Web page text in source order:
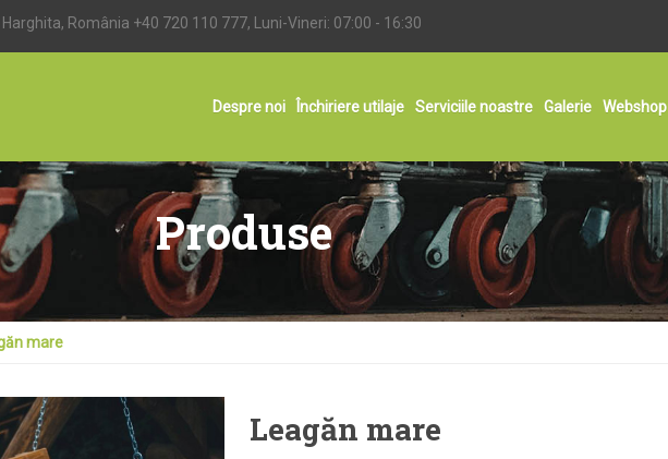
România +40 720 110 777, Luni-Vineri: 07:00 - 16:30
Despre noi Închiriere utilaje Serviciile noastre Galerie Webshop
Produse
mare
Leagăn mare